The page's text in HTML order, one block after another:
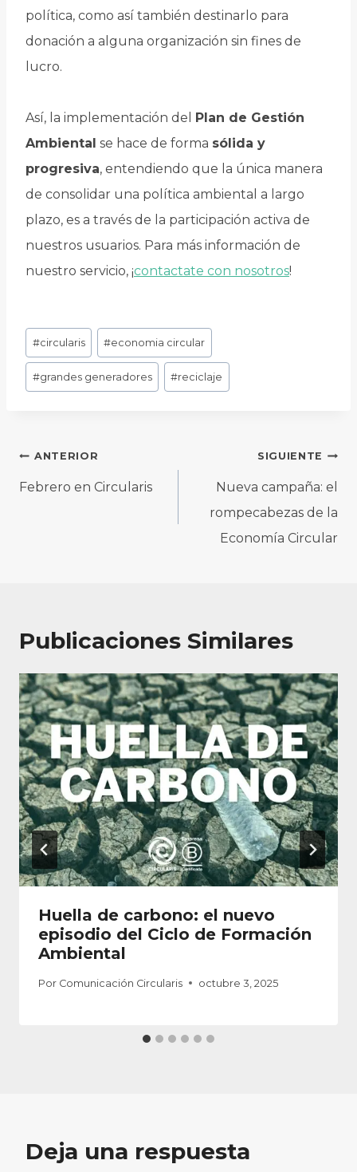
política, como así también destinarlo para
donación a alguna organización sin fines de
lucro.
Así, la implementación del
Plan de Gestión
Ambiental se hace de forma sólida y
progresiva, entendiendo que la única manera
de consolidar una política ambiental a largo
plazo, es a través de la participación activa de
nuestros usuarios. Para más información de
nuestro servicio, ¡contactate con nosotros!
Etiquetas
de
la
#circularis #economia circular
#grandes generadores #reciclaje
Navegación
de
ANTERIOR
Febrero en Circularis
SIGUIENTE
Nueva campaña: el
rompecabezas de la
Economía Circular
Publicaciones Similares
Huella de carbono: el nuevo
episodio del Ciclo de Formación
Ambiental
Por Comunicación Circularis octubre 3, 2025
Deja una respuesta